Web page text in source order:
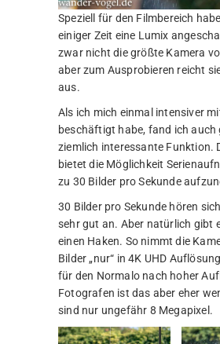
Speziell für den Filmbereich
einiger Zeit eine Lumix
zwar nicht die größte Kamera
aber zum Ausprobieren reicht
aus.
Als ich mich einmal intensiver
beschäftigt habe, fand ich auch
ziemlich interessante Funktion.
bietet die Möglichkeit
zu 30 Bilder pro Sekunde
30 Bilder pro Sekunde hören
sehr gut an. Aber natürlich gibt
einen Haken. So nimmt die
Bilder „nur“ in 4K UHD
für den Normalo nach hoher
Fotografen ist das aber eher
sind nur ungefähr 8 Megapixel.